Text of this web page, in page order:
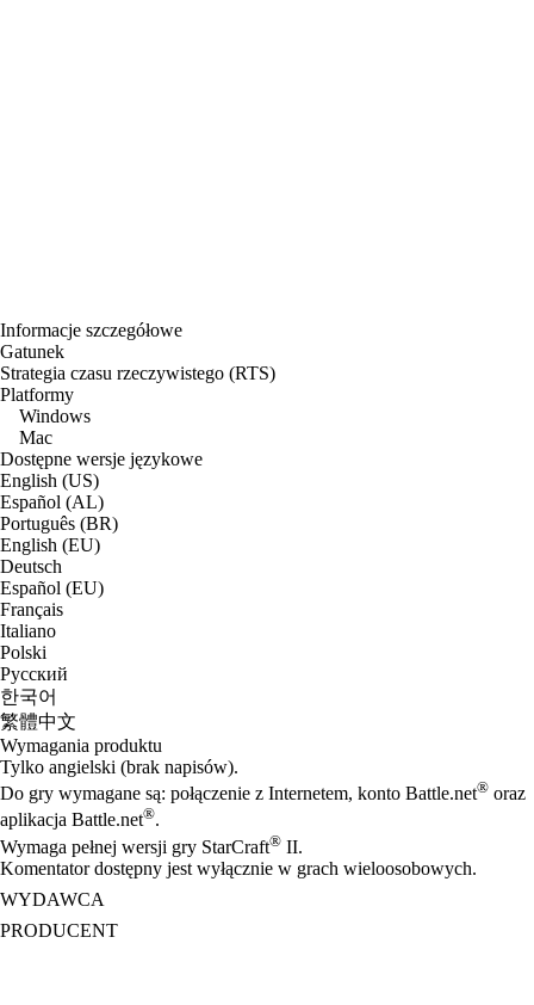
Informacje szczegółowe
Gatunek
Strategia czasu rzeczywistego (RTS)
Platformy
Windows
Mac
Dostępne wersje językowe
English (US)
Español (AL)
Português (BR)
English (EU)
Deutsch
Español (EU)
Français
Italiano
Polski
Русский
한국어
繁體中文
Wymagania produktu
Tylko angielski (brak napisów).
Do gry wymagane są: połączenie z Internetem, konto Battle.net® oraz
aplikacja Battle.net®.
Wymaga pełnej wersji gry StarCraft® II.
Komentator dostępny jest wyłącznie w grach wieloosobowych.
WYDAWCA
PRODUCENT